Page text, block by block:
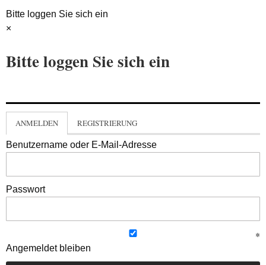
Bitte loggen Sie sich ein
×
Bitte loggen Sie sich ein
ANMELDEN REGISTRIERUNG
Benutzername oder E-Mail-Adresse
Passwort
Angemeldet bleiben